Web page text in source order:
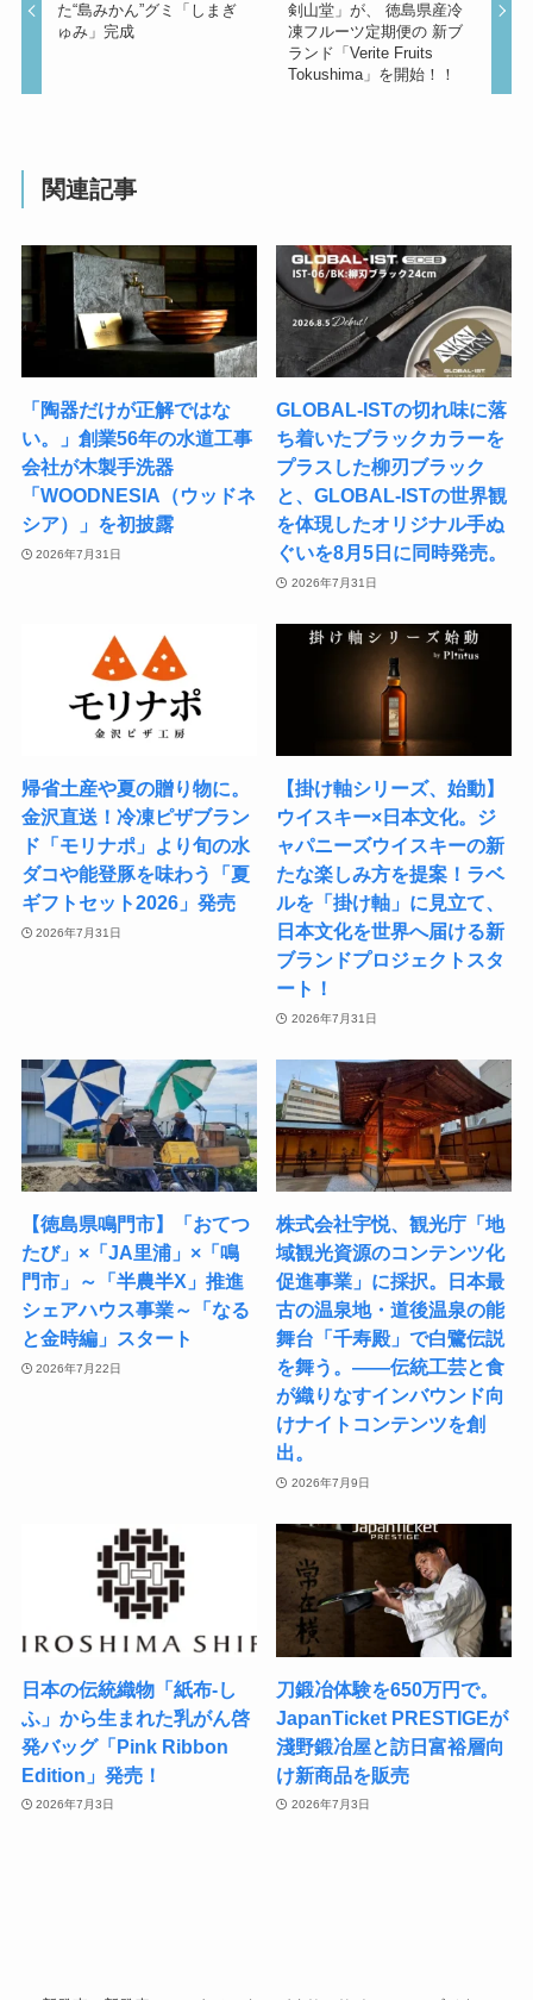
た“島みかん”グミ「しまぎ
ゅみ」完成
剣山堂」が、 徳島県産冷
凍フルーツ定期便の 新ブ
ランド「Verite Fruits
Tokushima」を開始！！
関連記事
「陶器だけが正解ではな
い。」創業56年の水道工事
会社が木製手洗器
「WOODNESIA（ウッドネ
シア）」を初披露
2026年7月31日
GLOBAL-ISTの切れ味に落
ち着いたブラックカラーを
プラスした柳刃ブラック
と、GLOBAL-ISTの世界観
を体現したオリジナル手ぬ
ぐいを8月5日に同時発売。
2026年7月31日
帰省土産や夏の贈り物に。
金沢直送！冷凍ピザブラン
ド「モリナポ」より旬の水
ダコや能登豚を味わう「夏
ギフトセット2026」発売
2026年7月31日
【掛け軸シリーズ、始動】
ウイスキー×日本文化。ジ
ャパニーズウイスキーの新
たな楽しみ方を提案！ラベ
ルを「掛け軸」に見立て、
日本文化を世界へ届ける新
ブランドプロジェクトスタ
ート！
2026年7月31日
【徳島県鳴門市】「おてつ
たび」×「JA里浦」×「鳴
門市」～「半農半X」推進
シェアハウス事業～「なる
と金時編」スタート
2026年7月22日
株式会社宇悦、観光庁「地
域観光資源のコンテンツ化
促進事業」に採択。日本最
古の温泉地・道後温泉の能
舞台「千寿殿」で白鷺伝説
を舞う。――伝統工芸と食
が織りなすインバウンド向
けナイトコンテンツを創
出。
2026年7月9日
日本の伝統織物「紙布-し
ふ」から生まれた乳がん啓
発バッグ「Pink Ribbon
Edition」発売！
2026年7月3日
刀鍛冶体験を650万円で。
JapanTicket PRESTIGEが
淺野鍛冶屋と訪日富裕層向
け新商品を販売
2026年7月3日